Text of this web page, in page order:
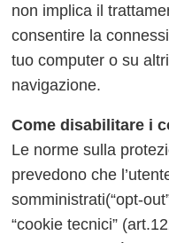
non implica il
consentire la
tuo computer o su
navigazione.
Come disabilitare i
Le norme sulla
prevedono che
somministrati(“opt-
“cookie tecnici”